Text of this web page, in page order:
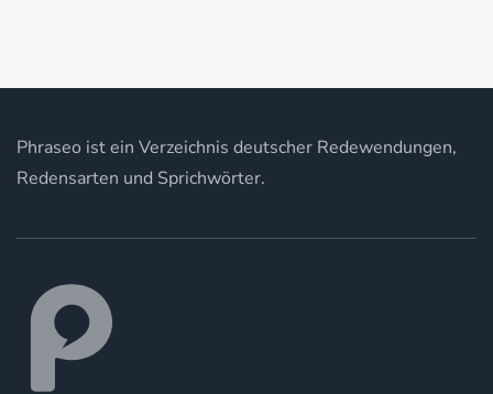
Phraseo ist ein Verzeichnis deutscher Redewendungen,
Redensarten und Sprichwörter.